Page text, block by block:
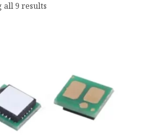
all 9 results